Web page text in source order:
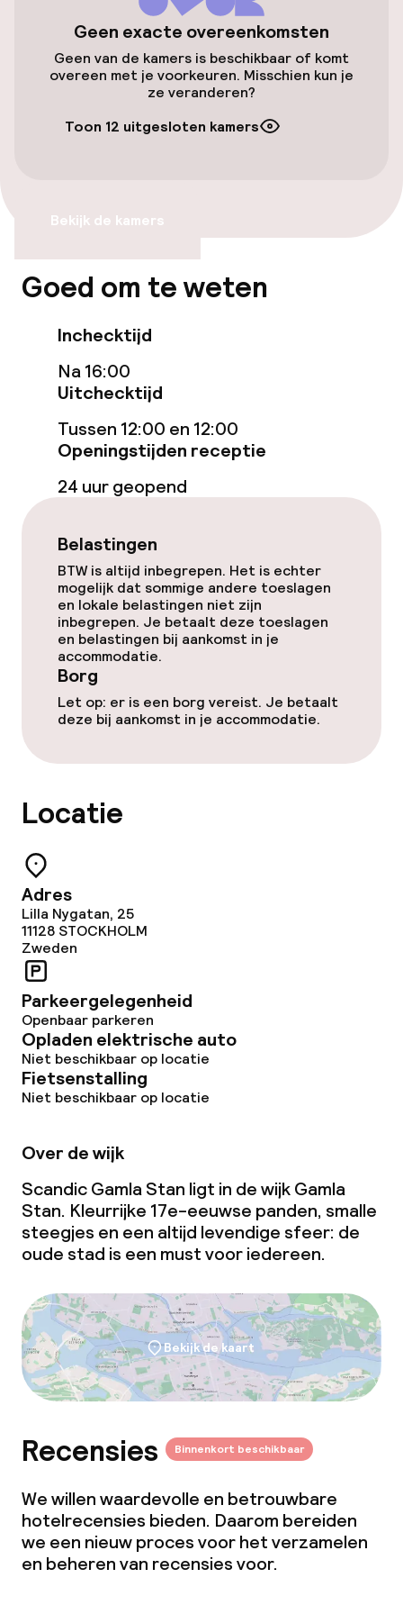
Gratis wifi
Eet- en drinkdiensten
Conferentieruimte
Vergaderruimte
Beleid
Borg bij aankomst
Er wordt geen alcohol geschonken
Overal rookvrij
Geen exacte overeenkomsten
Geen van de kamers is beschikbaar of komt
overeen met je voorkeuren. Misschien kun je
ze veranderen?
Toon 12 uitgesloten kamers
Bekijk de kamers
Goed om te weten
Inchecktijd
Na 16:00
Uitchecktijd
Tussen 12:00 en 12:00
Openingstijden receptie
24 uur geopend
Belastingen
BTW is altijd inbegrepen. Het is echter
mogelijk dat sommige andere toeslagen
en lokale belastingen niet zijn
inbegrepen. Je betaalt deze toeslagen
en belastingen bij aankomst in je
accommodatie.
Borg
Let op: er is een borg vereist. Je betaalt
deze bij aankomst in je accommodatie.
Locatie
Adres
Lilla Nygatan, 25
11128 STOCKHOLM
Zweden
Parkeergelegenheid
Openbaar parkeren
Opladen elektrische auto
Niet beschikbaar op locatie
Fietsenstalling
Niet beschikbaar op locatie
Over de wijk
Scandic Gamla Stan ligt in de wijk Gamla
Stan. Kleurrijke 17e-eeuwse panden, smalle
steegjes en een altijd levendige sfeer: de
oude stad is een must voor iedereen.
Bekijk de kaart
Recensies Binnenkort beschikbaar
We willen waardevolle en betrouwbare
hotelrecensies bieden. Daarom bereiden
we een nieuw proces voor het verzamelen
en beheren van recensies voor.